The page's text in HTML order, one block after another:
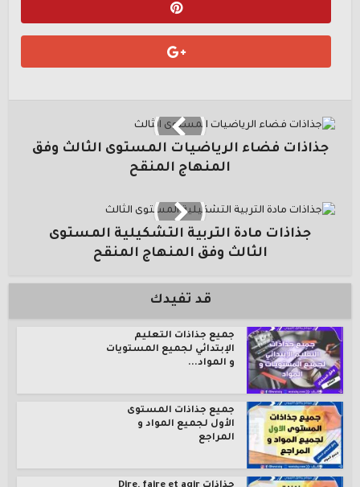
جذاذات فضاء الرياضيات المستوى الثالث وفق
المنهاج المنقح
جذاذات مادة التربية التشكيلية المستوى
الثالث وفق المنهاج المنقح
قد تفيدك
جميع جذاذات التعليم
الإبتدائي لجميع المستويات
و المواد...
جميع جذاذات المستوى
الأول لجميع المواد و
المراجع